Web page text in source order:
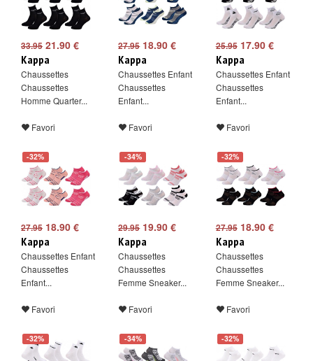
33.95 21.90 €
Kappa
Chaussettes
Chaussettes
Homme Quarter...
Favori
27.9518.90 €
Kappa
Chaussettes Enfant
Chaussettes
Enfant...
Favori
25.9517.90 €
Kappa
Chaussettes Enfant
Chaussettes
Enfant...
Favori
-32%
27.95 18.90 €
Kappa
Chaussettes Enfant
Chaussettes
Enfant...
Favori
-34%
29.9519.90 €
Kappa
Chaussettes
Chaussettes
Femme Sneaker...
Favori
-32%
27.9518.90 €
Kappa
Chaussettes
Chaussettes
Femme Sneaker...
Favori
-32% -34% -32%